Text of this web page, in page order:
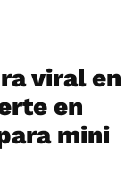
viral en
en
mini